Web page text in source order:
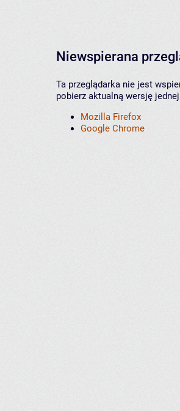
Niewspierana
Ta przeglądarka nie jest
pobierz aktualną wersję
Mozilla Firefox
Google Chrome